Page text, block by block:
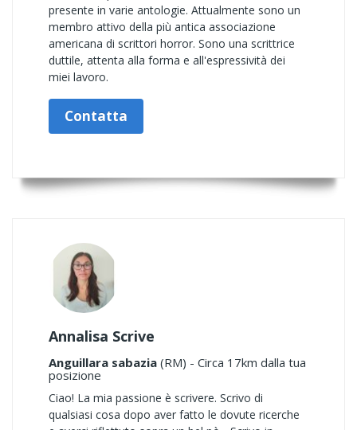
presente in varie antologie. Attualmente sono un
membro attivo della più antica associazione
americana di scrittori horror. Sono una scrittrice
duttile, attenta alla forma e all'espressività dei
miei lavoro.
Contatta
Annalisa Scrive
Anguillara sabazia (RM) - Circa 17km dalla tua
posizione
Ciao! La mia passione è scrivere. Scrivo di
qualsiasi cosa dopo aver fatto le dovute ricerche